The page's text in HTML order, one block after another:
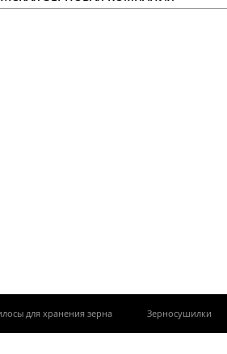
для хранения зерна Зерносушилки